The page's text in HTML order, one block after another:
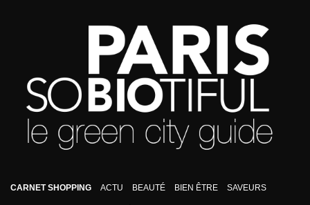
CARNET SHOPPING ACTU BEAUTÉ BIEN ÊTRE SAVEURS